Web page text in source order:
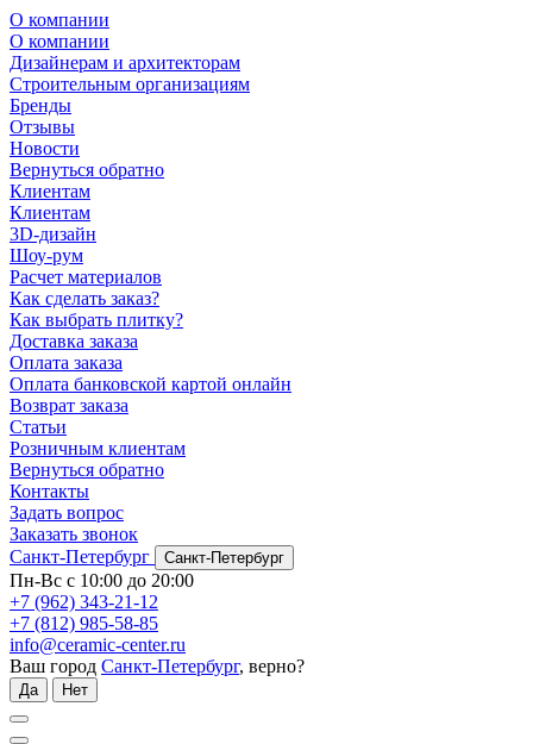
О компании
О компании
Дизайнерам и архитекторам
Строительным организациям
Бренды
Отзывы
Новости
Вернуться обратно
Клиентам
Клиентам
3D-дизайн
Шоу-рум
Расчет материалов
Как сделать заказ?
Как выбрать плитку?
Доставка заказа
Оплата заказа
Оплата банковской картой онлайн
Возврат заказа
Статьи
Розничным клиентам
Вернуться обратно
Контакты
Задать вопрос
Заказать звонок
Санкт-Петербург
Санкт-Петербург
Пн-Вс с 10:00 до 20:00
+7 (962) 343-21-12
+7 (812) 985-58-85
info@ceramic-center.ru
Ваш город Санкт-Петербург, верно?
Да Нет